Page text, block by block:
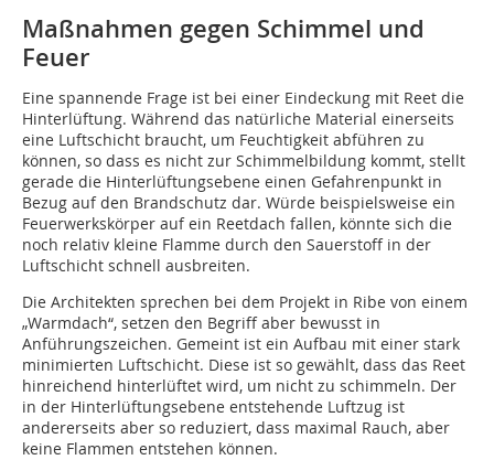
Maßnahmen gegen Schimmel und
Feuer
Eine spannende Frage ist bei einer Eindeckung mit Reet die
Hinterlüftung. Während das natürliche Material einerseits
eine Luftschicht braucht, um Feuchtigkeit abführen zu
können, so dass es nicht zur Schimmelbildung kommt, stellt
gerade die Hinterlüftungsebene einen Gefahrenpunkt in
Bezug auf den Brandschutz dar. Würde beispielsweise ein
Feuerwerkskörper auf ein Reetdach fallen, könnte sich die
noch relativ kleine Flamme durch den Sauerstoff in der
Luftschicht schnell ausbreiten.
Die Architekten sprechen bei dem Projekt in Ribe von einem
„Warmdach“, setzen den Begriff aber bewusst in
Anführungszeichen. Gemeint ist ein Aufbau mit einer stark
minimierten Luftschicht. Diese ist so gewählt, dass das Reet
hinreichend hinterlüftet wird, um nicht zu schimmeln. Der
in der Hinterlüftungsebene entstehende Luftzug ist
andererseits aber so reduziert, dass maximal Rauch, aber
keine Flammen entstehen können.